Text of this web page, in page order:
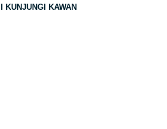
KUNJUNGI KAWAN